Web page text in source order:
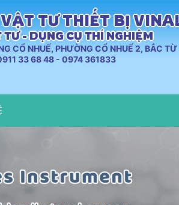
TƯ THIẾT BỊ
- DỤNG CỤ THÍ NGHIỆM
CỔ NHUẾ, PHƯỜNG CỔ NHUẾ 2, BẮC TỪ
33 68 48 - 0974 361833